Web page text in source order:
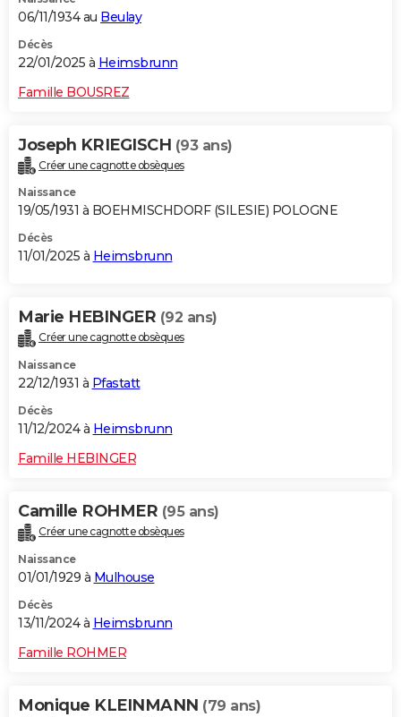
06/11/1934 au Beulay
Décès
22/01/2025 à Heimsbrunn
Famille BOUSREZ
Joseph KRIEGISCH (93 ans)
Créer une cagnotte obsèques
Naissance
19/05/1931 à BOEHMISCHDORF (SILESIE) POLOGNE
Décès
11/01/2025 à Heimsbrunn
Marie HEBINGER (92 ans)
Créer une cagnotte obsèques
Naissance
22/12/1931 à Pfastatt
Décès
11/12/2024 à Heimsbrunn
Famille HEBINGER
Camille ROHMER (95 ans)
Créer une cagnotte obsèques
Naissance
01/01/1929 à Mulhouse
Décès
13/11/2024 à Heimsbrunn
Famille ROHMER
Monique KLEINMANN (79 ans)